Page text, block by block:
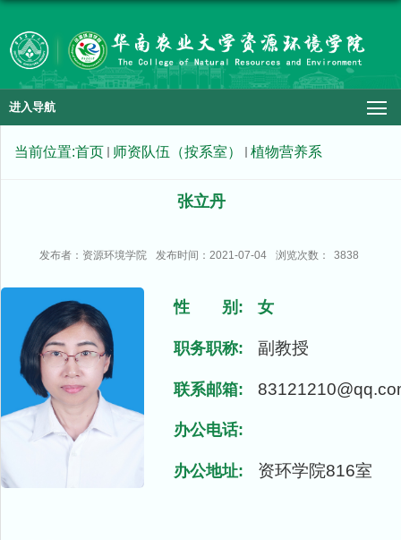
进入导航
当前位置:首页 师资队伍（按系室） 植物营养系
张立丹
发布者：资源环境学院 发布时间：2021-07-04 浏览次数： 3838
性 别: 女
职务职称: 副教授
联系邮箱:
办公电话:
办公地址: 资环学院816室